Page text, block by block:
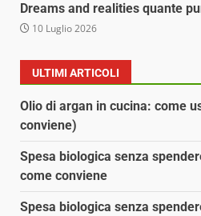
Dreams and realities quante
10 Luglio 2026
ULTIMI ARTICOLI
Olio di argan in cucina: come
conviene)
Spesa biologica senza
come conviene
Spesa biologica senza